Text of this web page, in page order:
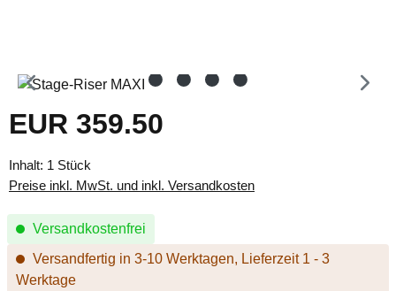
Bildergalerie überspringen
Regulärer Preis:
EUR 359.50
Inhalt: 1 Stück
Preise inkl. MwSt. und inkl. Versandkosten
Versandkostenfrei
Versandfertig in 3-10 Werktagen, Lieferzeit 1 - 3
Werktage